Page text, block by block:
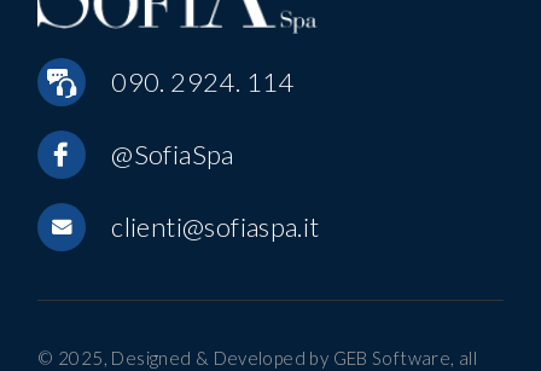
090. 2924. 114
@SofiaSpa
clienti@sofiaspa.it
© 2025, Designed & Developed by GEB Software, all